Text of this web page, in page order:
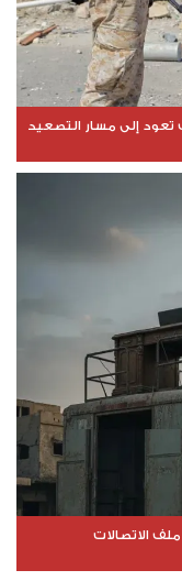
إلى مسار التصعيد
الاتصالات